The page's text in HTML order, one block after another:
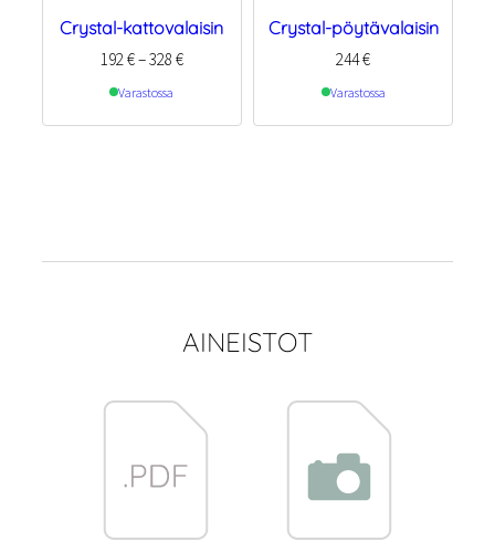
Crystal-kattovalaisin
192 €–328 €Hintaluokka:
Varastossa
Crystal-pöytävalaisin
244€
Varastossa
AINEISTOT